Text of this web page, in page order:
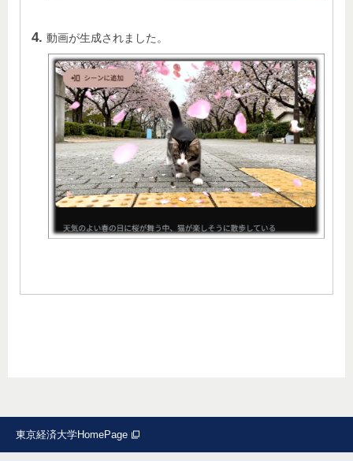
動画が生成されました。
東京経済大学HomePage